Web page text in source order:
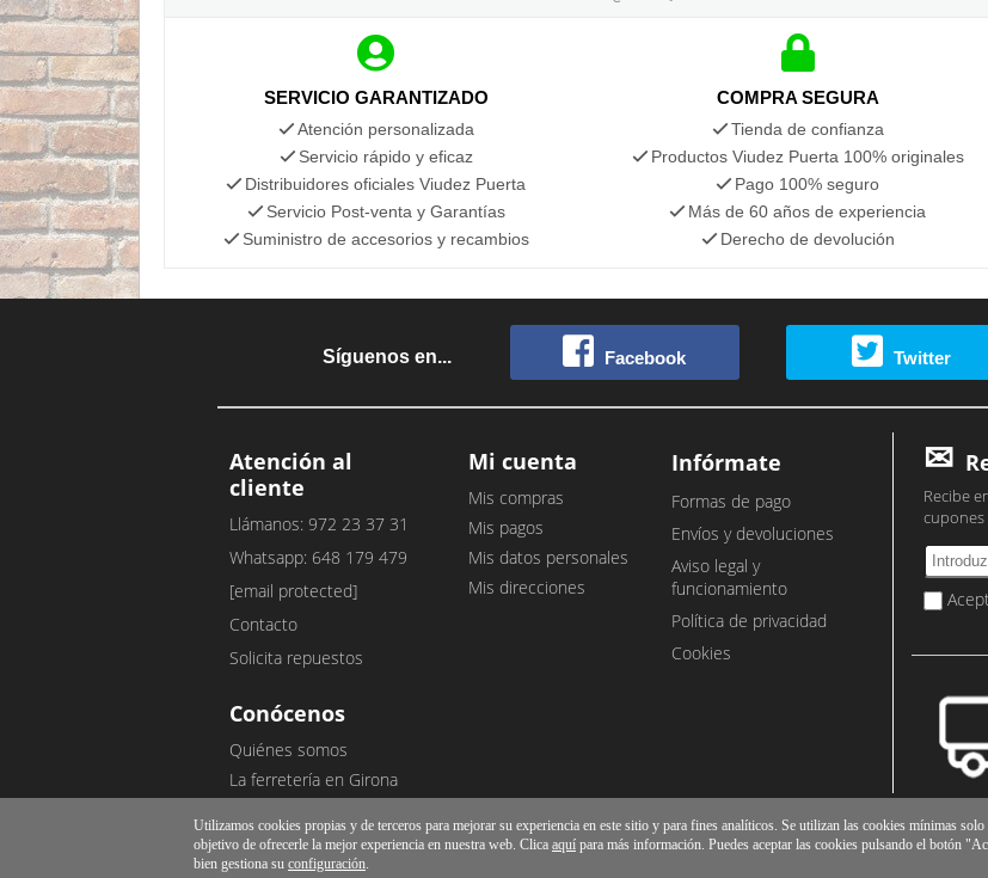
SERVICIO GARANTIZADO
Atención personalizada
Servicio rápido y eficaz
Distribuidores oficiales Viudez Puerta
Servicio Post-venta y Garantías
Suministro de accesorios y recambios
COMPRA SEGURA
Tienda de confianza
Productos Viudez Puerta 100% originales
Pago 100% seguro
Más de 60 años de experiencia
Derecho de devolución
Síguenos en... Facebook Twitter
Atención al
cliente
Llámanos: 972 23 37 31
Whatsapp: 648 179 479
[email protected]
Contacto
Solicita repuestos
Conócenos
Quiénes somos
La ferretería en Girona
Opiniones de clientes
Mi cuenta
Mis compras
Mis pagos
Mis datos personales
Mis direcciones
Infórmate
Formas de pago
Envíos y devoluciones
Aviso legal y
funcionamiento
Política de privacidad
Cookies
Recibe
cupones
Utilizamos cookies propias y de terceros para mejorar su experiencia en este sitio y para fines analíticos. Se utilizan las cookies mínimas solo
objetivo de ofrecerle la mejor experiencia en nuestra web. Clica aquípara más información. Puedes aceptar las cookies pulsando el botón
bien gestiona su configuración.